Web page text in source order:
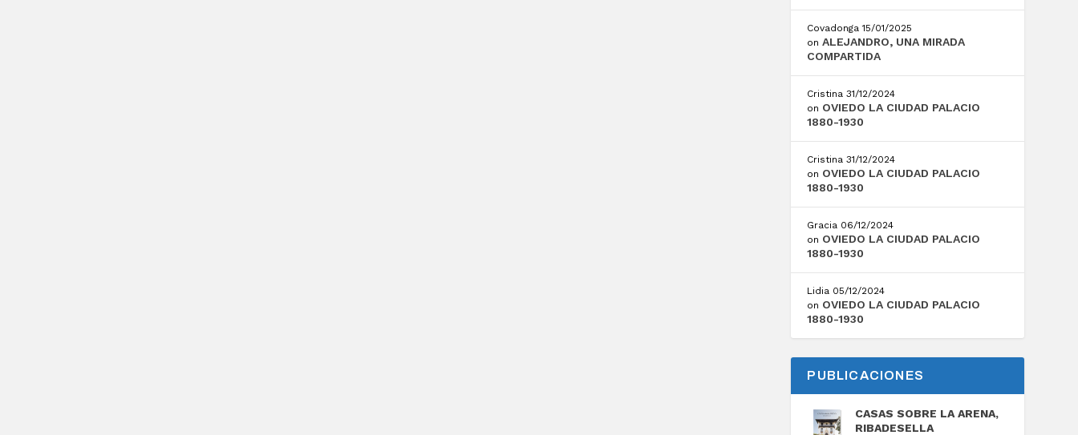
Covadonga 15/01/2025
onALEJANDRO, UNA MIRADA
COMPARTIDA
Cristina 31/12/2024
on OVIEDO LA CIUDAD PALACIO
1880-1930
Cristina 31/12/2024
on OVIEDO LA CIUDAD PALACIO
1880-1930
Gracia 06/12/2024
on OVIEDO LA CIUDAD PALACIO
1880-1930
Lidia 05/12/2024
on OVIEDO LA CIUDAD PALACIO
1880-1930
PUBLICACIONES
CASAS SOBRE LA ARENA,
RIBADESELLA